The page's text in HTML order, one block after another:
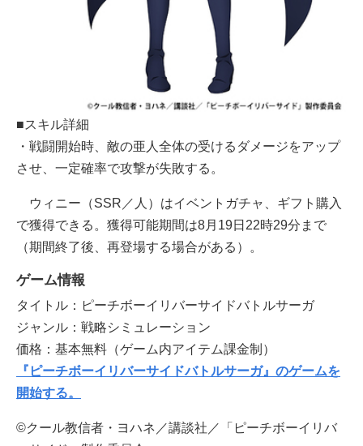
■スキル詳細
・戦闘開始時、敵の亜人全体の受けるダメージをアップ
させ、一定確率で攻撃が失敗する。
ウィニー（SSR／人）はイベントガチャ、ギフト購入
で獲得できる。獲得可能期間は8月19日22時29分まで
（期間終了後、再登場する場合がある）。
ゲーム情報
タイトル：ピーチボーイリバーサイドバトルサーガ
ジャンル：戦略シミュレーション
価格：基本無料（ゲーム内アイテム課金制）
『ピーチボーイリバーサイドバトルサーガ』のゲームを
開始する。
©クール教信者・ヨハネ／講談社／「ピーチボーイリバ